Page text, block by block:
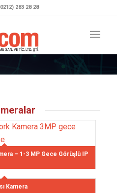
283 28 28
– 1-3 MP Gece Görüşlü IP
Kamera